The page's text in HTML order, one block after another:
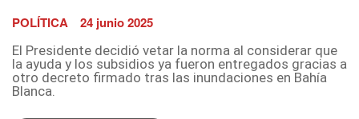
POLÍTICA 24 junio 2025
El Presidente decidió vetar la norma al considerar que
la ayuda y los subsidios ya fueron entregados gracias a
otro decreto firmado tras las inundaciones en Bahía
Blanca.